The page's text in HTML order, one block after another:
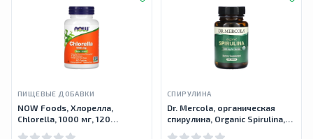
ПИЩЕВЫЕ ДОБАВКИ
NOW Foods, Хлорелла,
Chlorella, 1000 мг, 120
СПИРУЛИНА
Dr. Mercola, органическая
спирулина, Organic Spirulina,